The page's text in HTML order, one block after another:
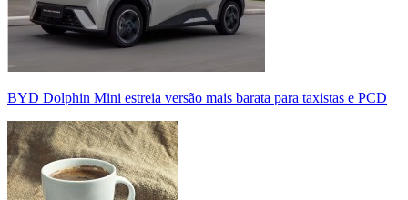
BYD Dolphin Mini estreia versão mais barata para taxistas e PCD